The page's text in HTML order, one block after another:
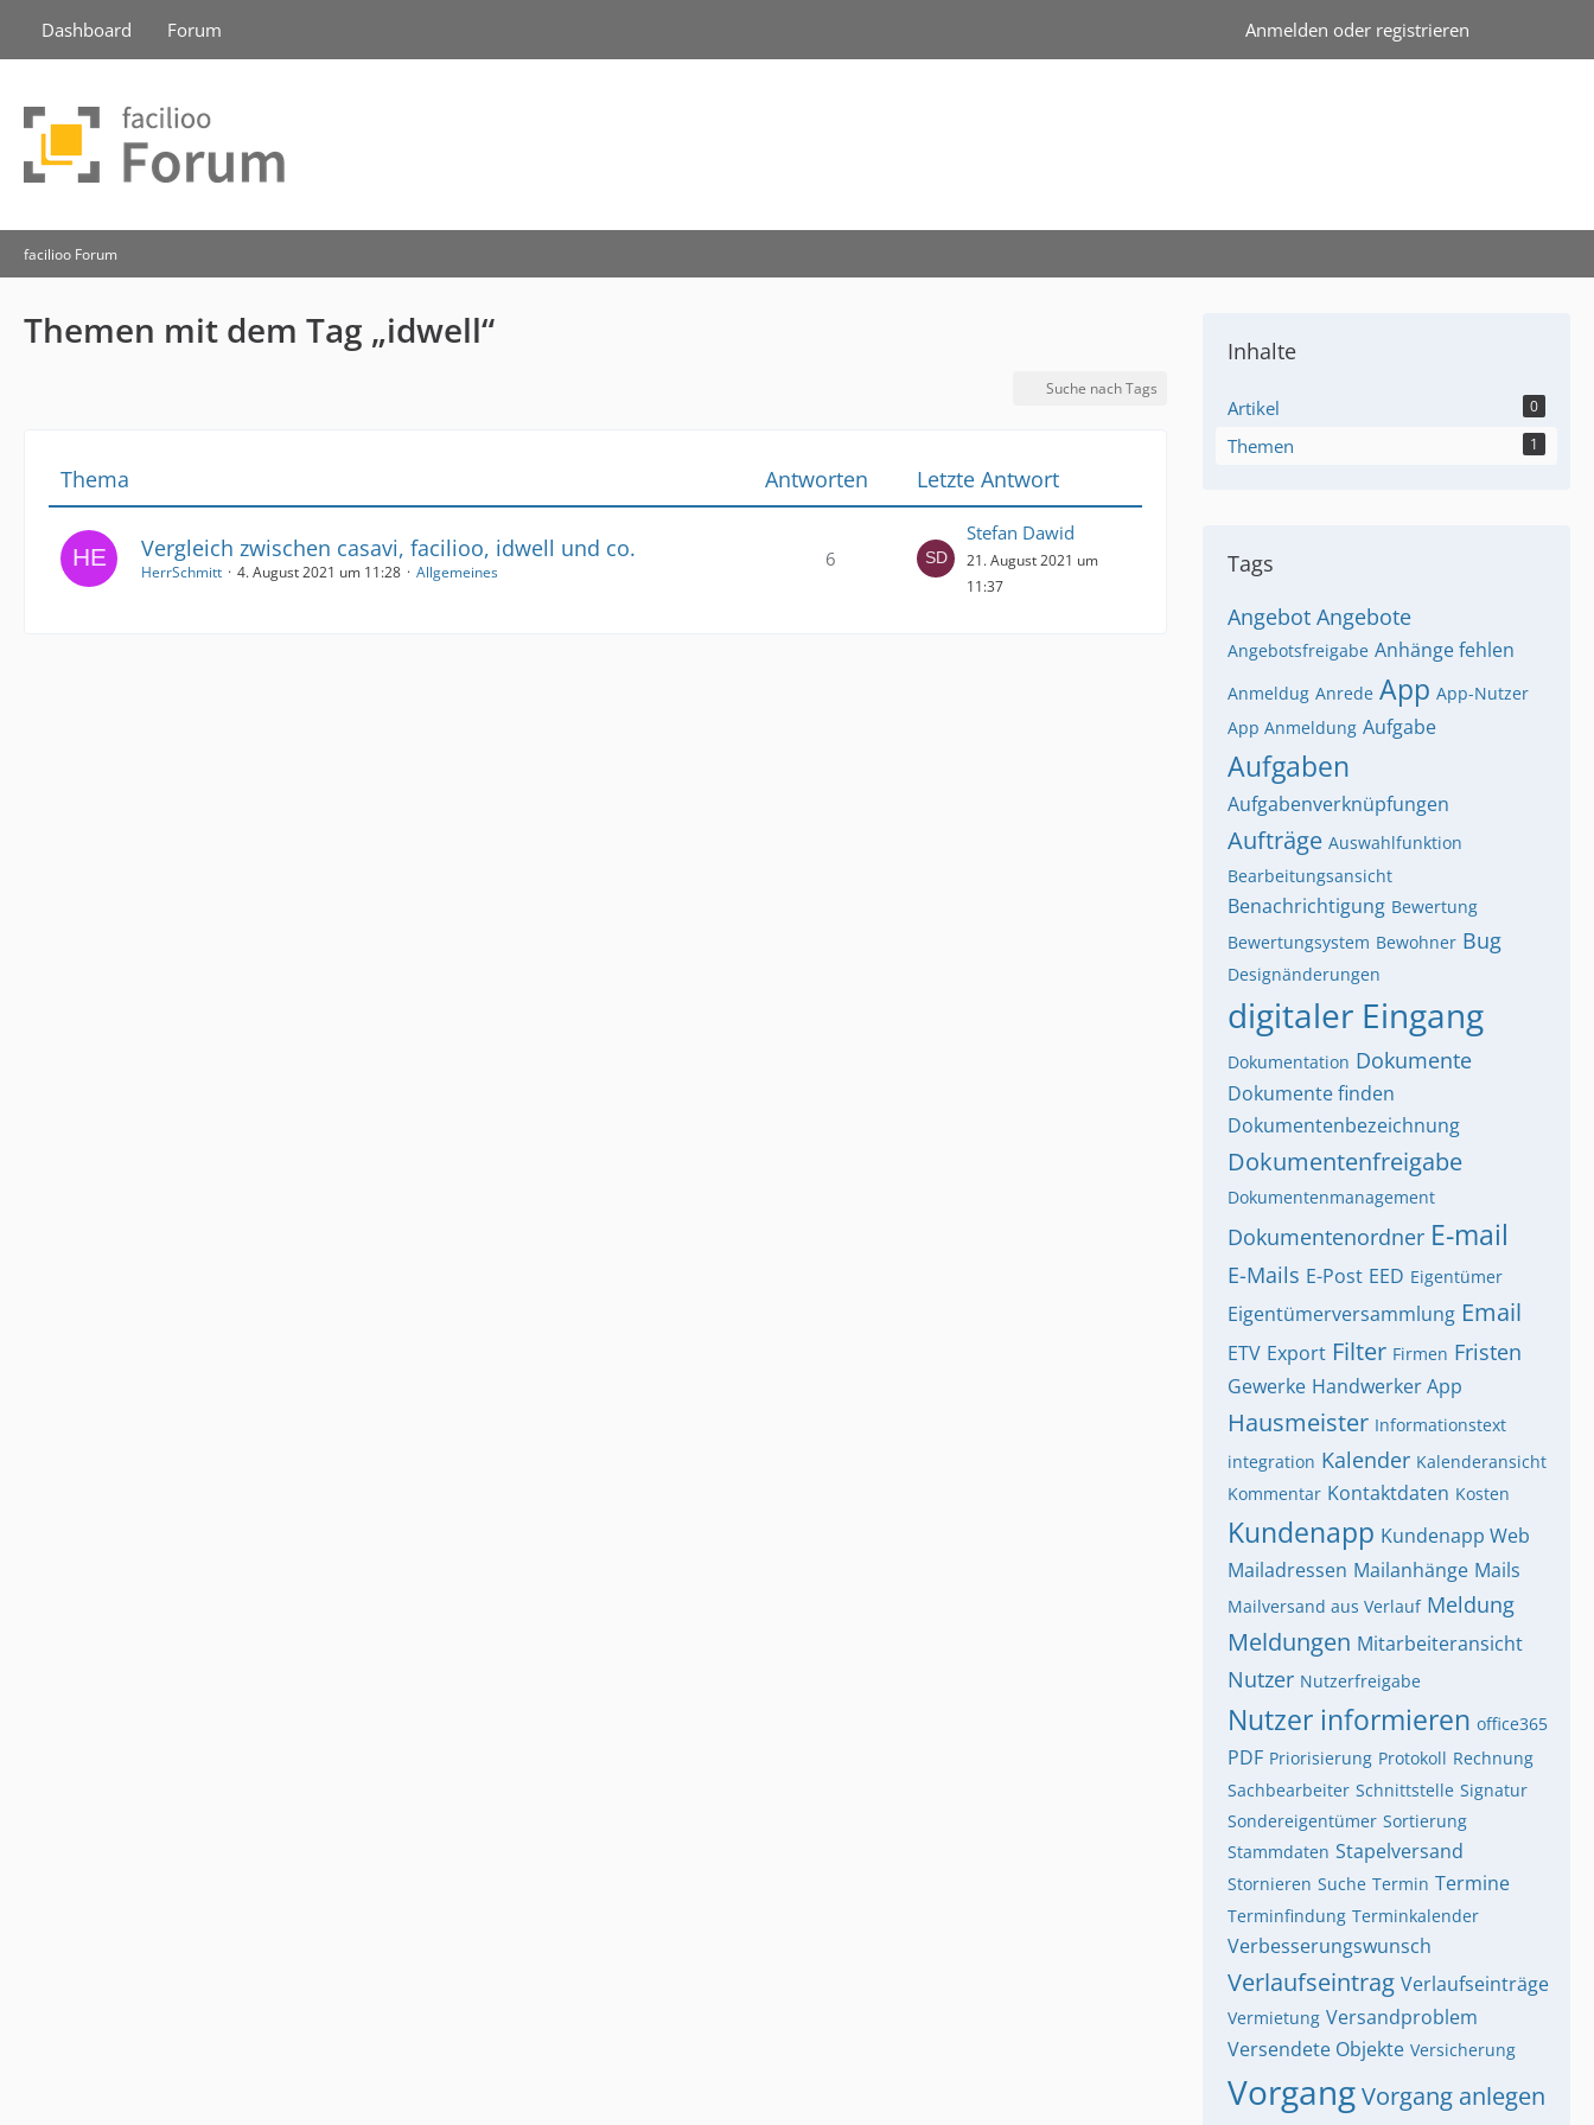
Dashboard Forum Anmelden oder registrieren
facilioo Forum
Themen mit dem Tag „idwell“
Suche nach Tags
Thema Antworten Letzte Antwort
Vergleich zwischen casavi, facilioo, idwell und co.
HerrSchmitt 4. August 2021 um 11:28 Allgemeines
6
Stefan Dawid
21. August 2021 um
11:37
Inhalte
Artikel 0
Themen 1
Tags
Angebot Angebote
Angebotsfreigabe Anhänge fehlen
Anmeldug Anrede App App-Nutzer
App Anmeldung Aufgabe
Aufgaben
Aufgabenverknüpfungen
Aufträge Auswahlfunktion
Bearbeitungsansicht
Benachrichtigung Bewertung
Bewertungsystem Bewohner Bug
Designänderungen
digitaler Eingang
Dokumentation Dokumente
Dokumente finden
Dokumentenbezeichnung
Dokumentenfreigabe
Dokumentenmanagement
Dokumentenordner E-mail
E-Mails E-Post EED Eigentümer
Eigentümerversammlung Email
ETV Export Filter Firmen Fristen
Gewerke Handwerker App
Hausmeister Informationstext
integration Kalender Kalenderansicht
Kommentar Kontaktdaten Kosten
Kundenapp Kundenapp Web
Mailadressen Mailanhänge Mails
Mailversand aus Verlauf Meldung
Meldungen Mitarbeiteransicht
Nutzer Nutzerfreigabe
Nutzer informieren office365
PDF Priorisierung Protokoll Rechnung
Sachbearbeiter Schnittstelle Signatur
Sondereigentümer Sortierung
Stammdaten Stapelversand
Stornieren Suche Termin Termine
Terminfindung Terminkalender
Verbesserungswunsch
Verlaufseintrag Verlaufseinträge
Vermietung Versandproblem
Versendete Objekte Versicherung
VorgangVorgang anlegen